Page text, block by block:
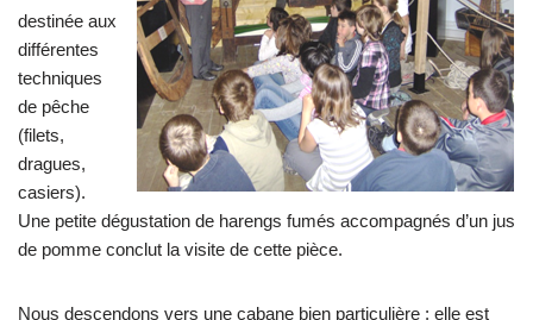
destinée aux
différentes
techniques
de pêche
(filets,
dragues,
casiers).
Une petite dégustation de harengs fumés accompagnés d’un jus
de pomme conclut la visite de cette pièce.
Nous descendons vers une cabane bien particulière : elle est